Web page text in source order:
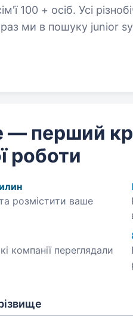
100 + осіб. Усі
ми в пошуку junior
— перший
роботи
розмістити ваше
компанії переглядали